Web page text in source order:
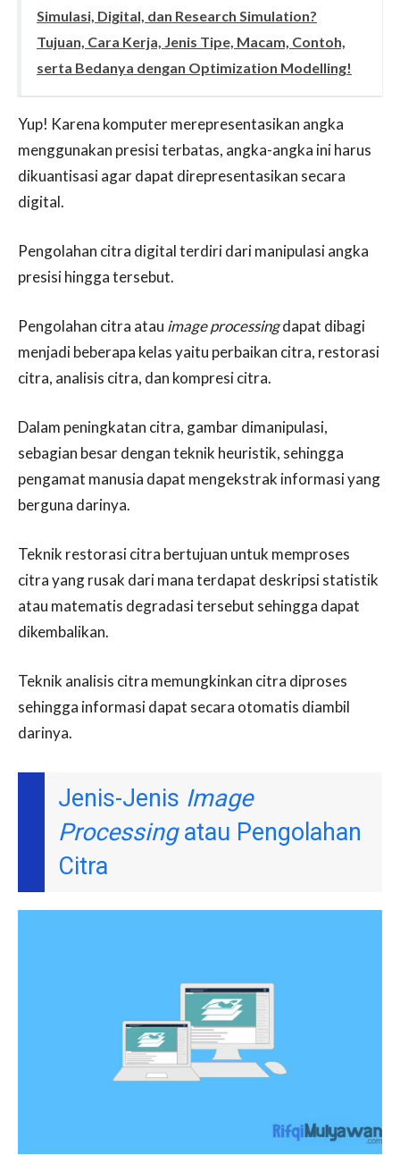
Simulasi, Digital, dan Research Simulation?
Tujuan, Cara Kerja, Jenis Tipe, Macam, Contoh,
serta Bedanya dengan Optimization Modelling!
Yup! Karena komputer merepresentasikan angka
menggunakan presisi terbatas, angka-angka ini harus
dikuantisasi agar dapat direpresentasikan secara
digital.
Pengolahan citra digital terdiri dari manipulasi angka
presisi hingga tersebut.
Pengolahan citra atau image processingdapat dibagi
menjadi beberapa kelas yaitu perbaikan citra, restorasi
citra, analisis citra, dan kompresi citra.
Dalam peningkatan citra, gambar dimanipulasi,
sebagian besar dengan teknik heuristik, sehingga
pengamat manusia dapat mengekstrak informasi yang
berguna darinya.
Teknik restorasi citra bertujuan untuk memproses
citra yang rusak dari mana terdapat deskripsi statistik
atau matematis degradasi tersebut sehingga dapat
dikembalikan.
Teknik analisis citra memungkinkan citra diproses
sehingga informasi dapat secara otomatis diambil
darinya.
Jenis-Jenis Image
Processingatau Pengolahan
Citra